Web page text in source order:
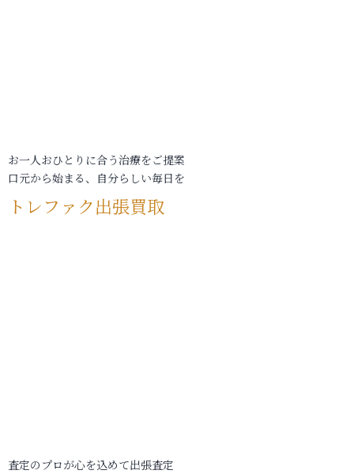
お一人おひとりに合う治療をご提案
口元から始まる、自分らしい毎日を
トレファク出張買取
査定のプロが心を込めて出張査定